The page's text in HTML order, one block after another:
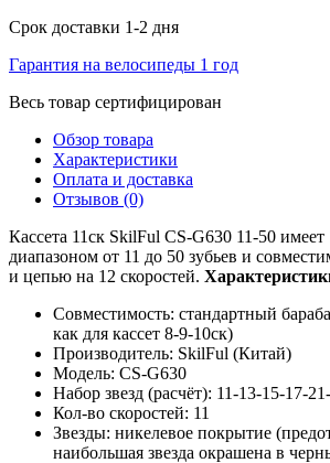
Срок доставки 1-2 дня
Гарантия на велосипеды 1 год
Весь товар сертифицирован
Обзор товара
Характеристики
Оплата и доставка
Отзывов (0)
Кассета 11ск SkilFul CS-G630 11-50 имеет
диапазоном от 11 до 50 зубьев и
и цепью на 12 скоростей.
Совместимость: стандартный
как для кассет 8-9-10ск)
Производитель: SkilFul (Китай)
Модель: CS-G630
Набор звезд (расчёт): 11-13-15-17-
Кол-во скоростей: 11
Звезды: никелевое покрытие
наибольшая звезда окрашена в